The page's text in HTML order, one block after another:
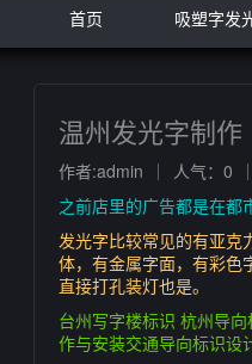
首页 吸塑字发
温州发光字制作
作者:admin 人气：0
之前店里的广告都是在都
发光字比较常见的有亚克
体，有金属字面，有彩色
直接打孔装灯也是。
台州写字楼标识 杭州导
作与安装交通导向标识设